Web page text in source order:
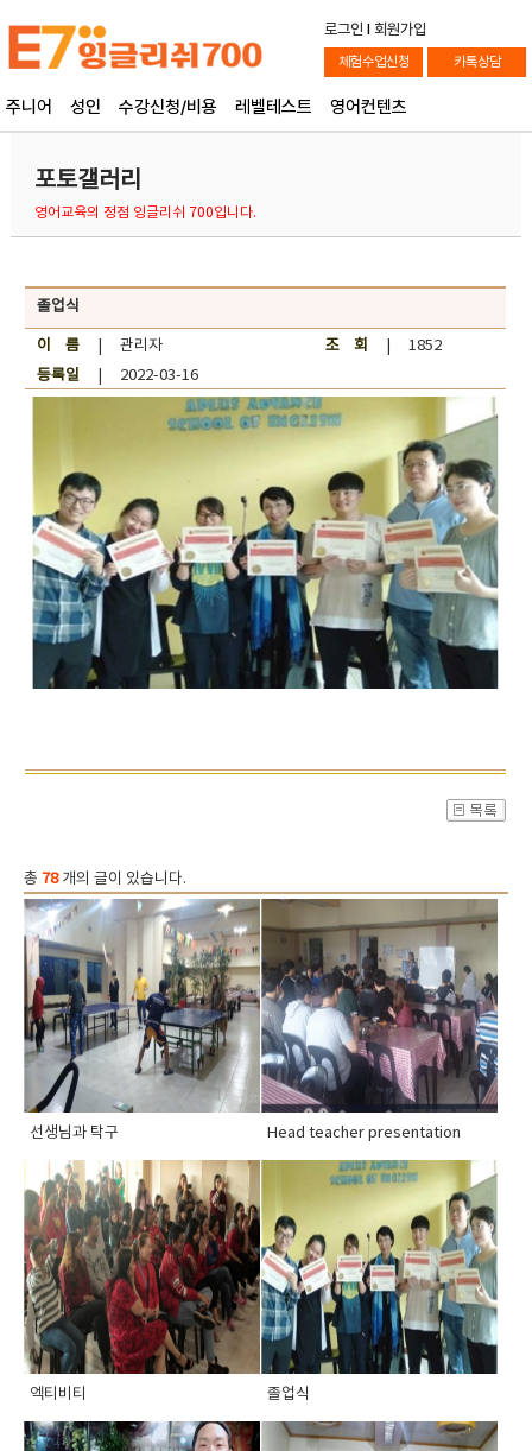
로그인 l 회원가입
체험수업신청 카톡상담
주니어 성인 수강신청/비용 레벨테스트 영어컨텐츠
포토갤러리
영어교육의 정점 잉글리쉬 700입니다.
졸업식
이 름| 관리자 조 회
| 1852
등록일| 2022-03-16
총 78개의 글이 있습니다.
선생님과 탁구 Head teacher presentation
엑티비티 졸업식